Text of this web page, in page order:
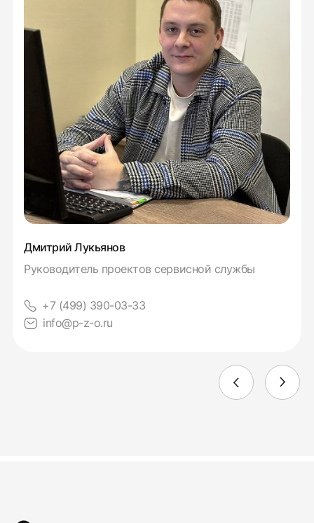
Дмитрий Лукьянов
Руководитель проектов сервисной службы
+7 (499) 390-03-33
info@p-z-o.ru